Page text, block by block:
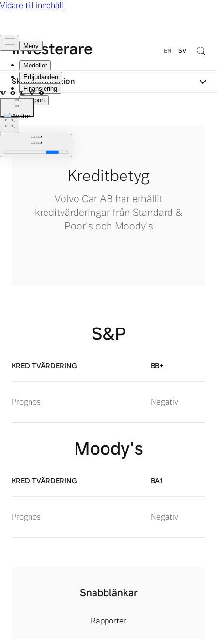
Investerare EN SV
Skuldinformation
Kreditbetyg
Volvo Car AB har erhållit
kreditvärderingar från Standard &
Poor's och Moody's
S&P
KREDITVÄRDERING BB+
Prognos Negativ
Moody's
KREDITVÄRDERING BA1
Prognos Negativ
Snabblänkar
Rapporter